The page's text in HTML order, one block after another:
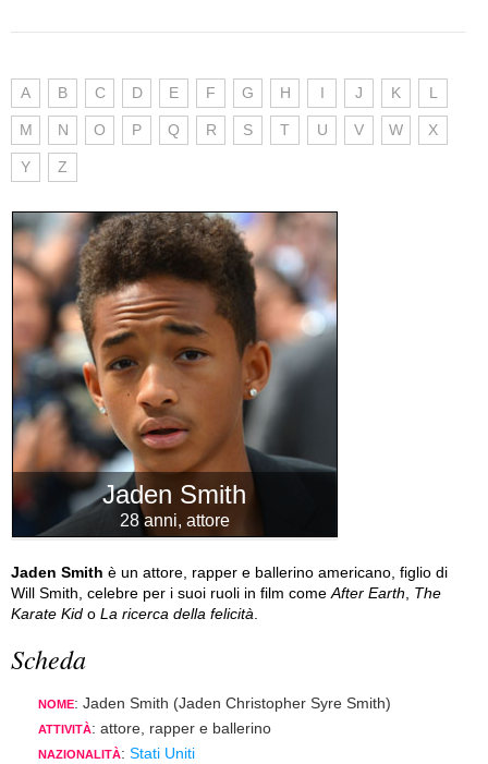
A B C D E F G H I J K L
M N O P Q R S T U V W X
Y Z
Jaden Smith
28 anni, attore
Jaden Smith è un attore, rapper e ballerino americano, figlio di
Will Smith, celebre per i suoi ruoli in film come After Earth
The
Karate Kid o La ricerca della felicità
Scheda
NOME: Jaden Smith (Jaden Christopher Syre Smith)
ATTIVITÀ: attore, rapper e ballerino
NAZIONALITÀ: Stati Uniti